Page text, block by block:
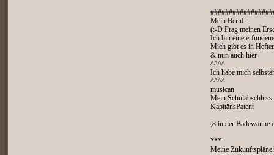
Mein Beruf:
(:-D Frag meinen
Ich bin eine
Mich gibt es in
& nun auch hier
^^^^
Ich habe mich
^^^^
musican
Mein Schulabschluss:
KapitänsPatent
;8 in der Badewanne
***
Meine Zukunftspläne: